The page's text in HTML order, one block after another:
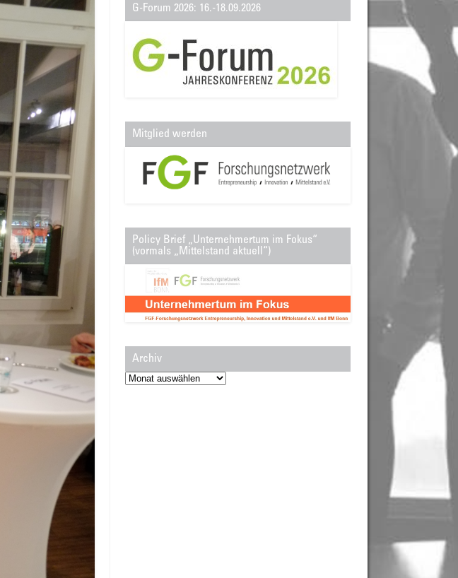
G-Forum 2026: 16.-18.09.2026
Mitglied werden
Policy Brief „Unternehmertum im Fokus“
(vormals „Mittelstand aktuell“)
Archiv
Archiv